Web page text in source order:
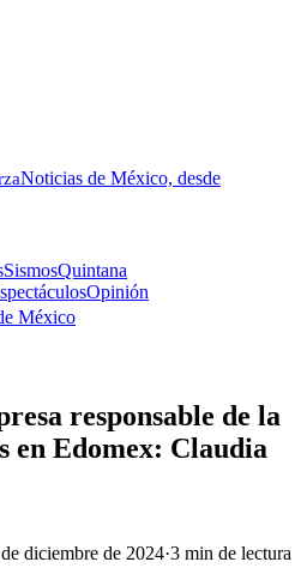
Noticias de México, desde
SismosQuintana
Opinión
México
responsable de la
en Edomex: Claudia
diciembre de 2024·3 min de lectura